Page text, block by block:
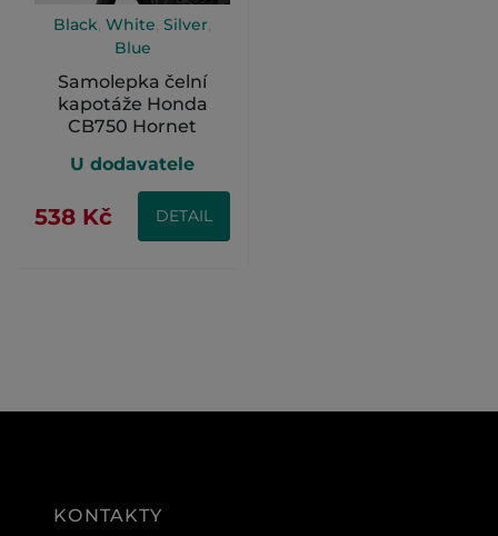
Black, White, Silver,
Blue
Samolepka čelní
kapotáže Honda
CB750 Hornet
U dodavatele
538 Kč DETAIL
KONTAKTY